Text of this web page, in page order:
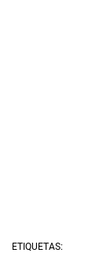
ETIQUETAS: